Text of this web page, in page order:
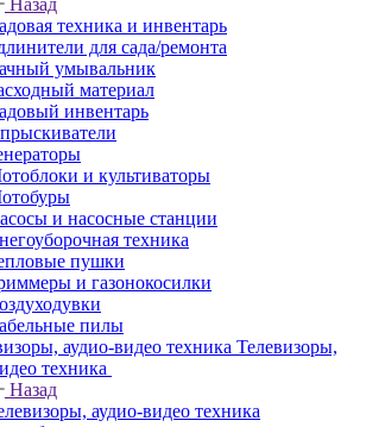
Назад
техника и инвентарь
для сада/ремонта
умывальник
материал
инвентарь
и культиваторы
и насосные станции
техника
пушки
и газонокосилки
пилы
Телевизоры,
техника
Назад
аудио-видео техника